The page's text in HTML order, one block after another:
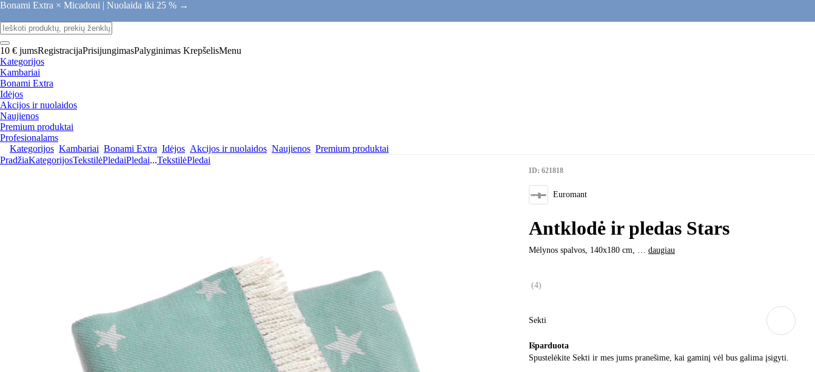
Bonami Extra × Micadoni | Nuolaida iki 25 % →
10 € jumsRegistracijaPrisijungimasPalyginimas KrepšelisMenu
Kategorijos
Kambariai
Bonami Extra
Idėjos
Akcijos ir nuolaidos
Naujienos
Premium produktai
Profesionalams
Kategorijos Kambariai Bonami Extra Idėjos Akcijos ir nuolaidos Naujienos Premium produktai
PradžiaKategorijosTekstilėPledaiPledai...TekstilėPledai
ID: 621818
Euromant
Antklodė ir pledas Stars
Mėlynos spalvos, 140x180 cm, … daugiau
(4)
Sekti
Išparduota
Spustelėkite Sekti ir mes jums pranešime, kai gaminį vėl bus galima įsigyti.